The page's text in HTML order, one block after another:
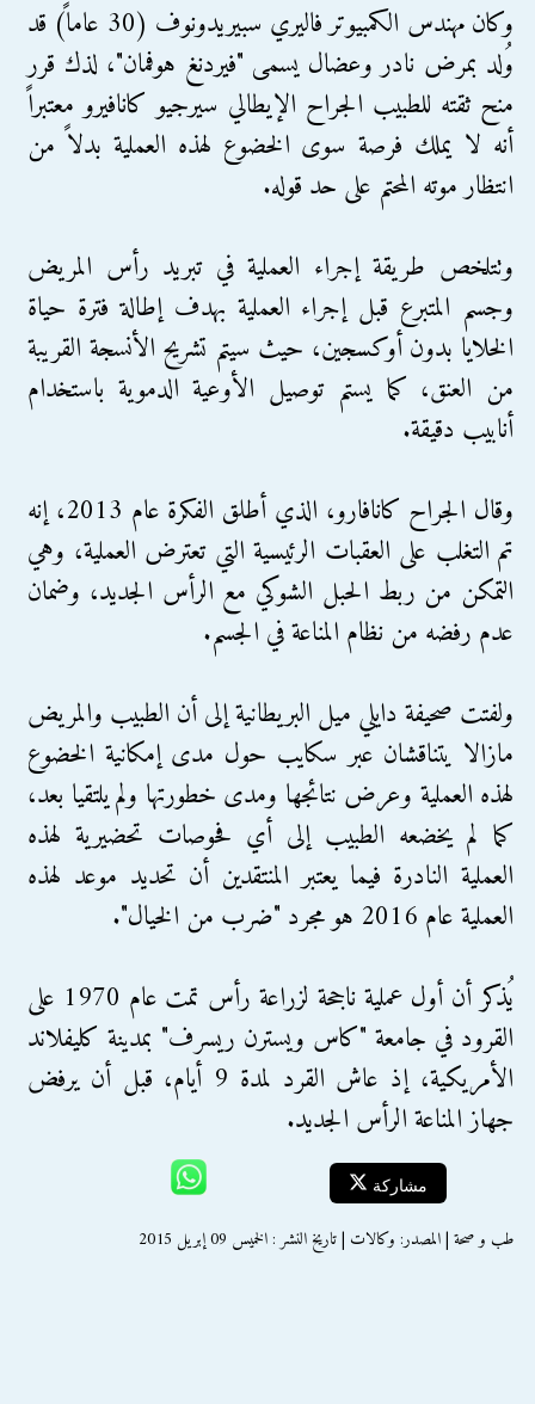
وكان مهندس الكمبيوتر فاليري سبيريدونوف (30 عاماً) قد
وُلد بمرض نادر وعضال يسمى "فيردنغ هوفمان"، لذك قرر
منح ثقته للطبيب الجراح الإيطالي سيرجيو كانافيرو معتبراً
أنه لا يملك فرصة سوى الخضوع لهذه العملية بدلاً من
انتظار موته المحتم على حد قوله.
وتتلخص طريقة إجراء العملية في تبريد رأس المريض
وجسم المتبرع قبل إجراء العملية بهدف إطالة فترة حياة
الخلايا بدون أوكسجين، حيث سيتم تشريح الأنسجة القريبة
من العنق، كما يستم توصيل الأوعية الدموية باستخدام
أنابيب دقيقة.
وقال الجراح كانافارو، الذي أطلق الفكرة عام 2013، إنه
تم التغلب على العقبات الرئيسية التي تعترض العملية، وهي
التمكن من ربط الحبل الشوكي مع الرأس الجديد، وضمان
عدم رفضه من نظام المناعة في الجسم.
ولفتت صحيفة دايلي ميل البريطانية إلى أن الطبيب والمريض
مازالا يتناقشان عبر سكايب حول مدى إمكانية الخضوع
لهذه العملية وعرض نتائجها ومدى خطورتها ولم يلتقيا بعد،
كما لم يخضعه الطبيب إلى أي فحوصات تحضيرية لهذه
العملية النادرة فيما يعتبر المنتقدين أن تحديد موعد لهذه
العملية عام 2016 هو مجرد "ضرب من الخيال".
يُذكر أن أول عملية ناجحة لزراعة رأس تمت عام 1970 على
القرود في جامعة "كاس ويسترن ريسرف" بمدينة كليفلاند
الأمريكية، إذ عاش القرد لمدة 9 أيام، قبل أن يرفض
جهاز المناعة الرأس الجديد.
مشاركة
طب و صحة | المصدر: وكالات | تاريخ النشر : الخميس 09 إبريل 2015